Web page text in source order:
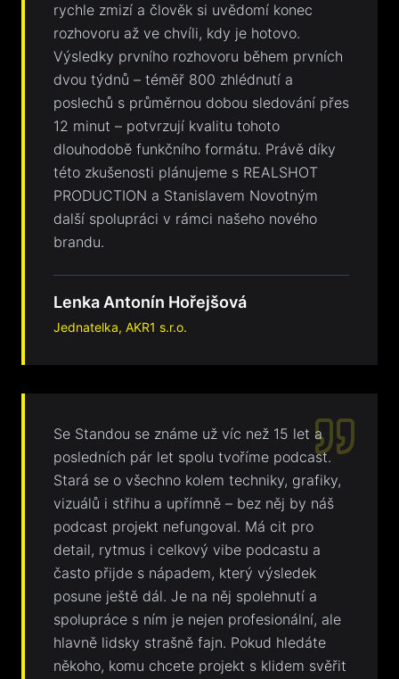
rychle zmizí a člověk si uvědomí konec
rozhovoru až ve chvíli, kdy je hotovo.
Výsledky prvního rozhovoru během prvních
dvou týdnů – téměř 800 zhlédnutí a
poslechů s průměrnou dobou sledování přes
12 minut – potvrzují kvalitu tohoto
dlouhodobě funkčního formátu. Právě díky
této zkušenosti plánujeme s REALSHOT
PRODUCTION a Stanislavem Novotným
další spolupráci v rámci našeho nového
brandu.
Lenka Antonín Hořejšová
Jednatelka, AKR1 s.r.o.
Se Standou se známe už víc než 15 let a
posledních pár let spolu tvoříme podcast.
Stará se o všechno kolem techniky, grafiky,
vizuálů i střihu a upřímně – bez něj by náš
podcast projekt nefungoval. Má cit pro
detail, rytmus i celkový vibe podcastu a
často přijde s nápadem, který výsledek
posune ještě dál. Je na něj spolehnutí a
spolupráce s ním je nejen profesionální, ale
hlavně lidsky strašně fajn. Pokud hledáte
někoho, komu chcete projekt s klidem svěřit